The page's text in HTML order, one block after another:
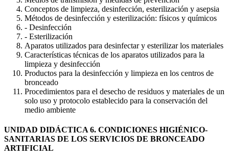
Conceptos de limpieza, desinfección, esterilización y asepsia
Métodos de desinfección y esterilización: físicos y químicos
- Desinfección
- Esterilización
Aparatos utilizados para desinfectar y esterilizar los materiales
Características técnicas de los aparatos utilizados para la
limpieza y desinfección
Productos para la desinfección y limpieza en los centros de
bronceado
Procedimientos para el desecho de residuos y materiales de un
solo uso y protocolo establecido para la conservación del
medio ambiente
UNIDAD DIDÁCTICA 6. CONDICIONES HIGIÉNICO-
SANITARIAS DE LOS SERVICIOS DE BRONCEADO
ARTIFICIAL